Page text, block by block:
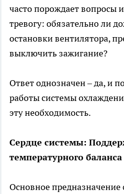
часто порождает вопросы
тревогу: обязательно ли
остановки вентилятора,
выключить зажигание?
Ответ однозначен – да, и
работы системы
эту необходимость.
Сердце системы:
температурного баланса
Основное